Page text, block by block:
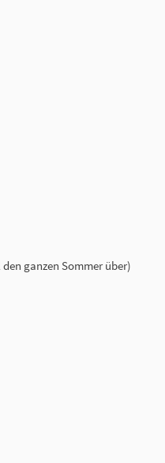
ganzen Sommer über)